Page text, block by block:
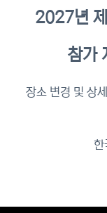
이수증명
2027년
참가
장소 변경 및 상
한